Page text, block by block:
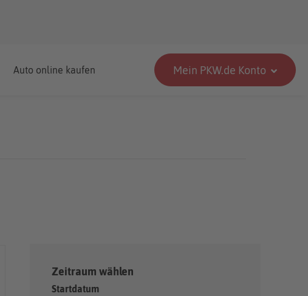
Auto online kaufen Mein PKW.de Konto
Zeitraum wählen
Startdatum